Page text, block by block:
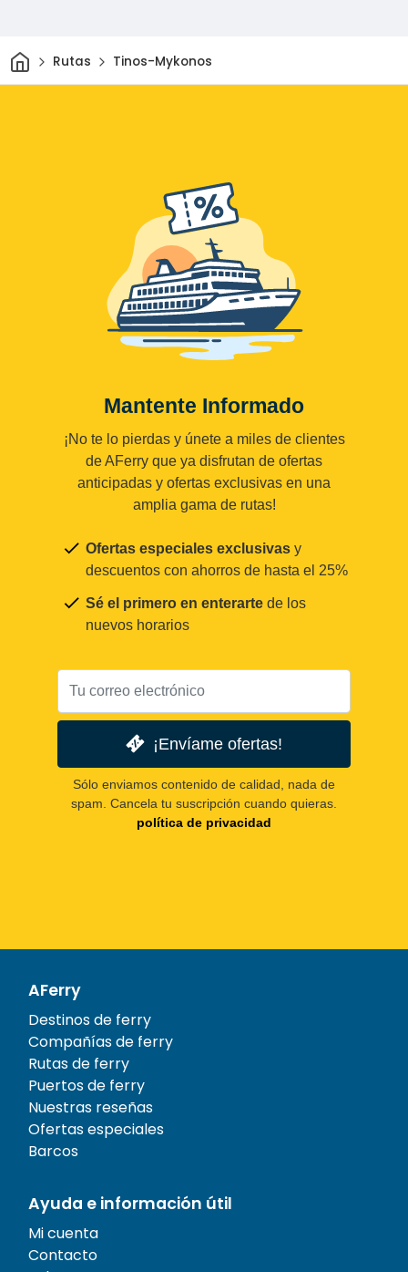
InicioRutas Tinos-Mykonos
Mantente Informado
¡No te lo pierdas y únete a miles de clientes
de AFerry que ya disfrutan de ofertas
anticipadas y ofertas exclusivas en una
amplia gama de rutas!
Ofertas especiales exclusivas y
descuentos con ahorros de hasta el 25%
Sé el primero en enterarte de los
nuevos horarios
¡Envíame ofertas!
Sólo enviamos contenido de calidad, nada de
spam. Cancela tu suscripción cuando quieras.
política de privacidad
AFerry
Destinos de ferry
Compañías de ferry
Rutas de ferry
Puertos de ferry
Nuestras reseñas
Ofertas especiales
Barcos
Ayuda e información útil
Mi cuenta
Contacto